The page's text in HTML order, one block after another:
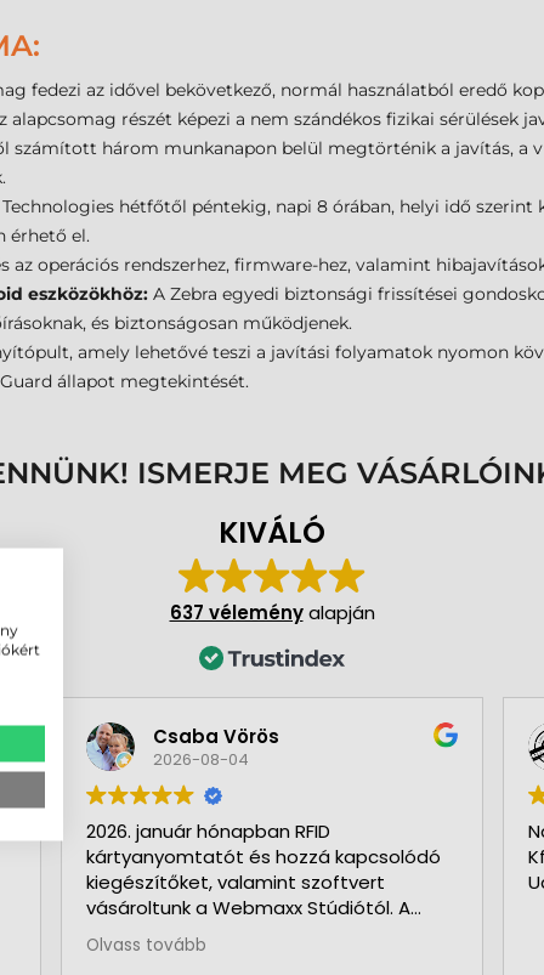
fedezi az idővel bekövetkező, normál használatból eredő
alapcsomag részét képezi a nem szándékos fizikai sérülések
számított három munkanapon belül megtörténik a javítás, a
Technologies hétfőtől péntekig, napi 8 órában, helyi idő
érhető el.
az operációs rendszerhez, firmware-hez, valamint
eszközökhöz: A Zebra egyedi biztonsági frissítései
és biztonságosan működjenek.
amely lehetővé teszi a javítási folyamatok nyomon
állapot megtekintését.
ISMERJE MEG
KIVÁLÓ
637 véleményalapján
Csaba Vörös
2026-08-04
2026. január hónapban RFID
kártyanyomtatót és hozzá kapcsolódó
kiegészítőket, valamint szoftvert
vásároltunk a Webmaxx Stúdiótól. A
beszerzés megkezdése előtt segítettek
az igényeink szerinti típus
Olvass tovább